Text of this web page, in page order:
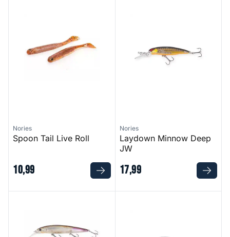
Nories
Spoon Tail Live Roll
10,99
Nories
Laydown Minnow Deep
JW
17,99